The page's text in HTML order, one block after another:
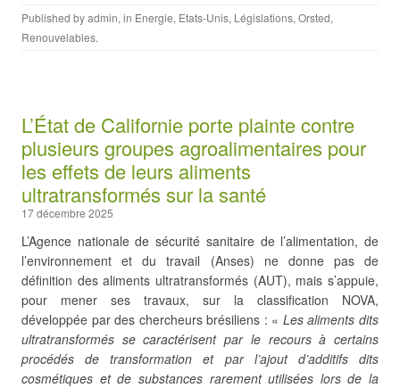
Published byadmin, in Energie, Etats-Unis, Législations, Orsted,
Renouvelables.
L’État de Californie porte plainte contre
plusieurs groupes agroalimentaires pour
les effets de leurs aliments
ultratransformés sur la santé
17 décembre 2025
L’Agence nationale de sécurité sanitaire de l’alimentation, de
l’environnement et du travail (Anses) ne donne pas de
définition des aliments ultratransformés (AUT), mais s’appuie,
pour mener ses travaux, sur la classification NOVA,
développée par des chercheurs brésiliens : « Les aliments dits
ultratransformés se caractérisent par le recours à certains
procédés de transformation et par l’ajout d’additifs dits
cosmétiques et de substances rarement utilisées lors de la